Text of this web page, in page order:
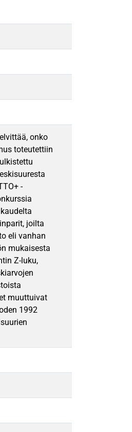
onko
toteutettiin
-
joilta
eli vanhan
mukaisesta
Z-luku,
muuttuivat
1992